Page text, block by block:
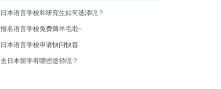
日本语言学校和研究生如何选泽呢？
报名语言学校免费薅羊毛啦~
日本语言学校申请快问快答
去日本留学有哪些途径呢？